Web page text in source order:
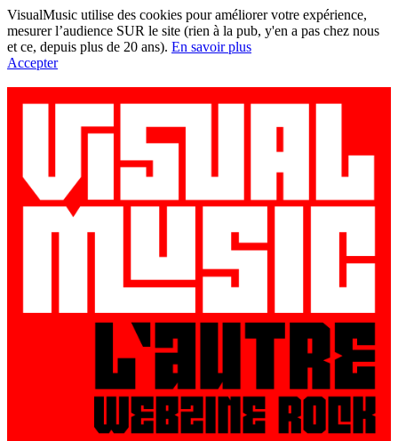
VisualMusic utilise des cookies pour améliorer votre expérience,
mesurer l’audience SUR le site (rien à la pub, y'en a pas chez nous
et ce, depuis plus de 20 ans). En savoir plus
Accepter